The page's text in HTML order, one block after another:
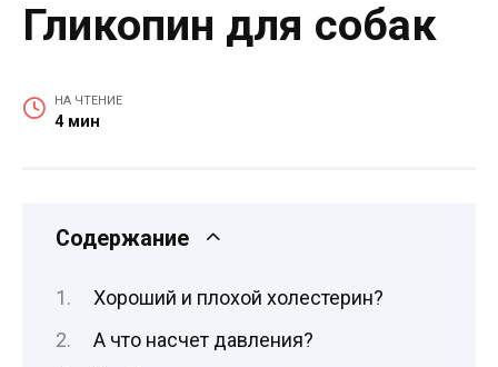
Гликопин для собак
НА ЧТЕНИЕ
4 мин
Содержание
Хороший и плохой холестерин?
А что насчет давления?